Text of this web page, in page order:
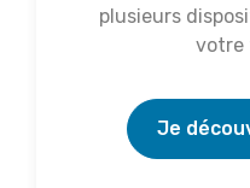
plusieurs
votre
Je